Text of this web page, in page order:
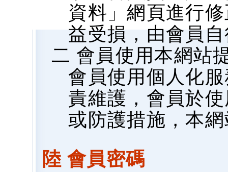
資料」網頁進行
益受損，由會員
二 會員使用本網站
會員使用個人化
責維護，會員於
或防護措施，本
陸 會員密碼